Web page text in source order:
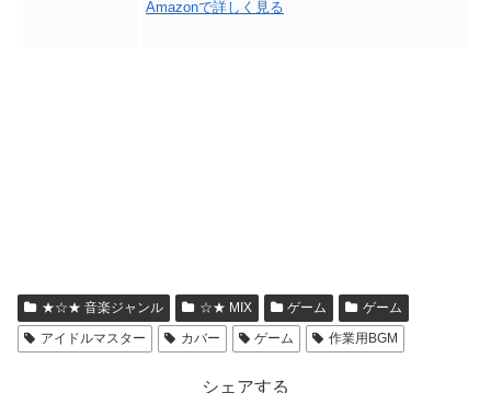
Amazonで詳しく見る
★☆★ 音楽ジャンル ☆★ MIX ゲーム
ゲーム
アイドルマスター
カバー ゲーム 作業用BGM
シェアする